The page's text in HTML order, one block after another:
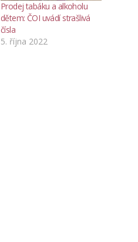
Prodej tabáku a alkoholu
dětem: ČOI uvádí strašlivá
čísla
5. října 2022